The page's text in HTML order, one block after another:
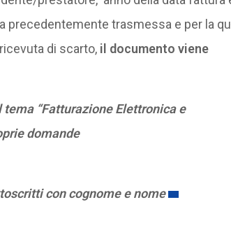
precedentemente trasmessa e per la
di scarto, il documento viene
“Fatturazione Elettronica e
domande
con cognome e nome